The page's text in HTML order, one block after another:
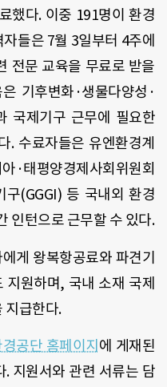
했다. 이중 191명이 환경
들은 7월 3일부터 4주에
전문 교육을 무료로 받을
기후변화·생물다양성·
국제기구 근무에 필요한
. 수료자들은 유엔환경계
평양경제사회위원회
구(GGGI) 등 국내외 환경
인턴으로 근무할 수 있다.
게 왕복항공료와 파견기
원하며, 국내 소재 국제
지급한다.
공단 홈페이지 에 게재된
지원서와 관련 서류는 담